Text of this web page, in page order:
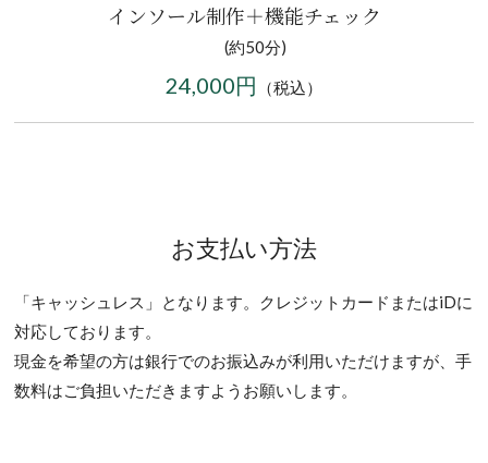
インソール制作＋機能チェック
(約50分)
24,000円 （税込）
お支払い方法
「キャッシュレス」となります。クレジットカードまたはiDに
対応しております。
現金を希望の方は銀行でのお振込みが利用いただけますが、手
数料はご負担いただきますようお願いします。